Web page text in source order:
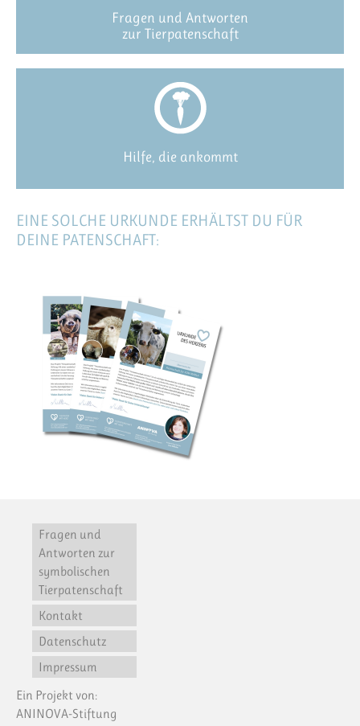
Fragen und Antworten
zur Tierpatenschaft
Hilfe, die ankommt
EINE SOLCHE URKUNDE ERHÄLTST DU FÜR
DEINE PATENSCHAFT:
Fragen und
Antworten zur
symbolischen
Tierpatenschaft
Kontakt
Datenschutz
Impressum
Ein Projekt von:
ANINOVA-Stiftung